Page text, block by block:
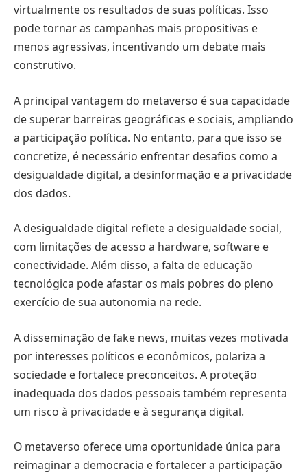
virtualmente os resultados de suas políticas. Isso
pode tornar as campanhas mais propositivas e
menos agressivas, incentivando um debate mais
construtivo.
A principal vantagem do metaverso é sua capacidade
de superar barreiras geográficas e sociais, ampliando
a participação política. No entanto, para que isso se
concretize, é necessário enfrentar desafios como a
desigualdade digital, a desinformação e a privacidade
dos dados.
A desigualdade digital reflete a desigualdade social,
com limitações de acesso a hardware, software e
conectividade. Além disso, a falta de educação
tecnológica pode afastar os mais pobres do pleno
exercício de sua autonomia na rede.
A disseminação de fake news, muitas vezes motivada
por interesses políticos e econômicos, polariza a
sociedade e fortalece preconceitos. A proteção
inadequada dos dados pessoais também representa
um risco à privacidade e à segurança digital.
O metaverso oferece uma oportunidade única para
reimaginar a democracia e fortalecer a participação